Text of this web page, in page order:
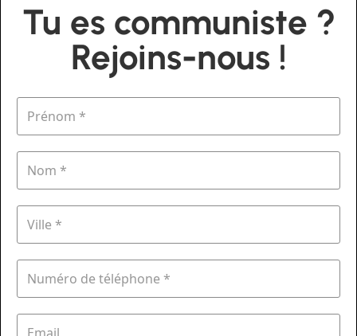
Tu es communiste ?
Rejoins-nous !